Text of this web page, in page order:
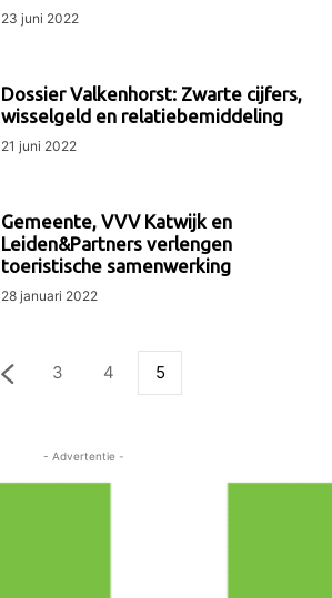
23 juni 2022
Dossier Valkenhorst: Zwarte cijfers,
wisselgeld en relatiebemiddeling
21 juni 2022
Gemeente, VVV Katwijk en
Leiden&Partners verlengen
toeristische samenwerking
28 januari 2022
3 4 5
- Advertentie -